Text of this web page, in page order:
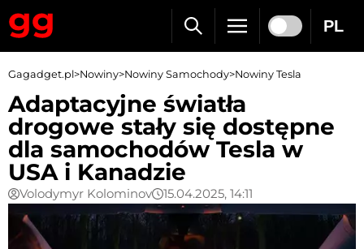
PL
Gagadget.pl>Nowiny>Nowiny Samochody>Nowiny Tesla
Adaptacyjne światła
drogowe stały się dostępne
dla samochodów Tesla w
USA i Kanadzie
Volodymyr Kolominov 15.04.2025, 14:11